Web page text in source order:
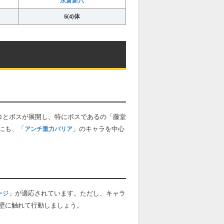
5(4)体
ボスが展開し、特にボスであるの「藤堂
も、「アンチ重力バリア 」のキャラを中心
ジ 」が適応されています。ただし、キャラ
に触れて行動しましょう。